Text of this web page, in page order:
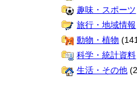
趣味・スポーツ
旅行・地域情報
動物・植物
科学・統計資料
生活・その他